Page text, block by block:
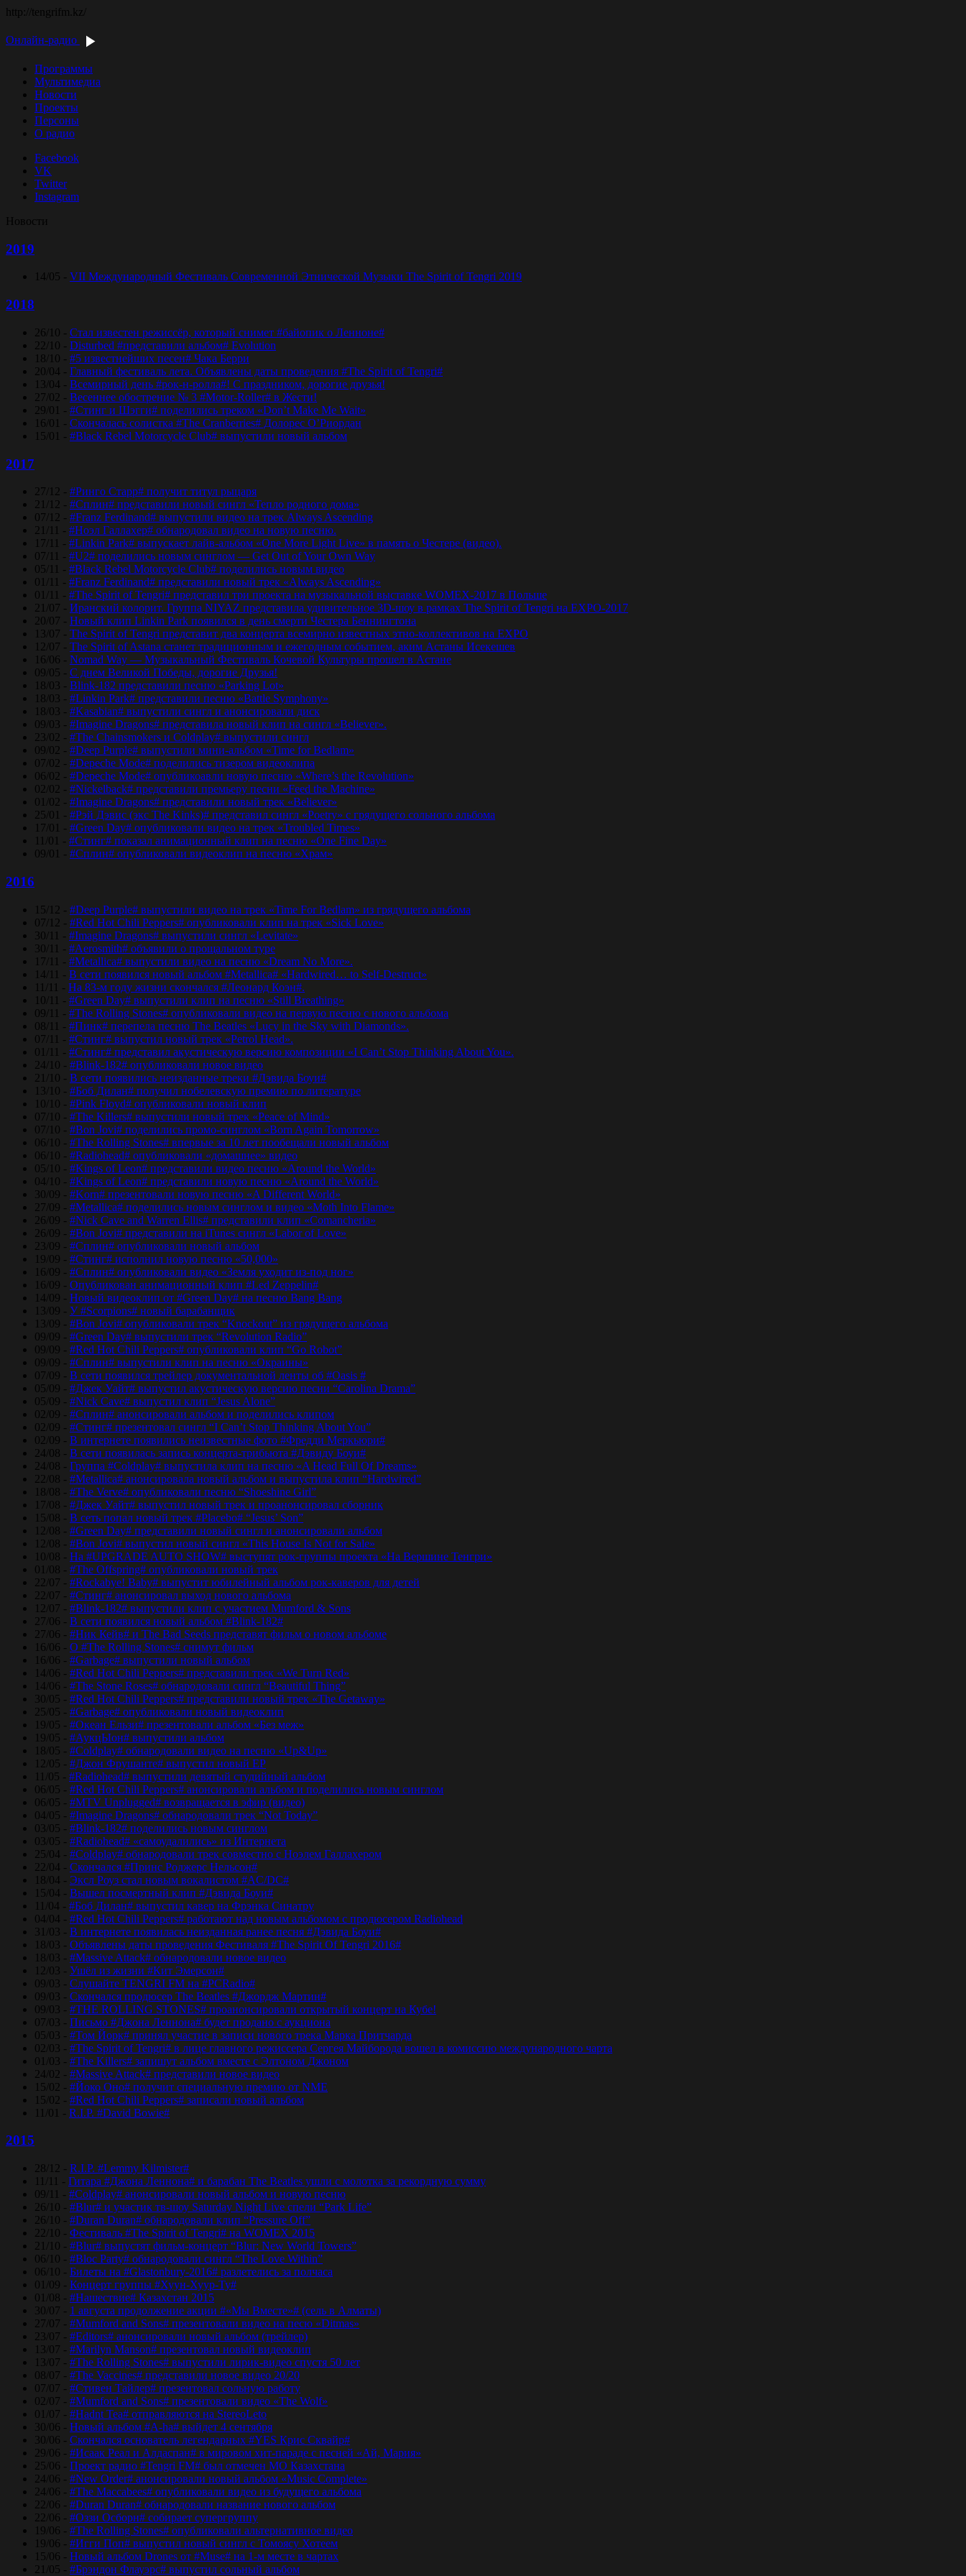
http://tengrifm.kz/
Онлайн-радио
Программы
Мультимедиа
Новости
Проекты
Персоны
О радио
Facebook
VK
Twitter
Instagram
Новости
2019
14/05 - VII Международный Фестиваль Современной Этнической Музыки The Spirit of Tengri 2019
2018
26/10 - Стал известен режиссёр, который снимет #байопик о Ленноне#
22/10 - Disturbed #представили альбом# Evolution
18/10 - #5 известнейших песен# Чака Берри
20/04 - Главный фестиваль лета. Объявлены даты проведения #The Spirit of Tengri#
13/04 - Всемирный день #рок-н-ролла#! С праздником, дорогие друзья!
27/02 - Весеннее обострение № 3 #Motor-Roller# в Жести!
29/01 - #Стинг и Шэгги# поделились треком «Don’t Make Me Wait»
16/01 - Скончалась солистка #The Cranberries# Долорес O’Риордан
15/01 - #Black Rebel Motorcycle Club# выпустили новый альбом
2017
27/12 - #Ринго Старр# получит титул рыцаря
21/12 - #Сплин# представили новый сингл «Тепло родного дома»
07/12 - #Franz Ferdinand# выпустили видео на трек Always Ascending
21/11 - #Ноэл Галлахер# обнародовал видео на новую песню.
17/11 - #Linkin Park# выпускает лайв-альбом «One More Light Live» в память о Честере (видео).
07/11 - #U2# поделились новым синглом — Get Out of Your Own Way
05/11 - #Black Rebel Motorcycle Club# поделились новым видео
01/11 - #Franz Ferdinand# представили новый трек «Always Ascending»
01/11 - #The Spirit of Tengri# представил три проекта на музыкальной выставке WOMEX-2017 в Польше
21/07 - Иранский колорит. Группа NIYAZ представила удивительное 3D-шоу в рамках The Spirit of Tengri на EXPO-2017
20/07 - Новый клип Linkin Park появился в день смерти Честера Беннингтона
13/07 - The Spirit of Tengri представит два концерта всемирно известных этно-коллективов на EXPO
12/07 - The Spirit of Astana станет традиционным и ежегодным событием, аким Астаны Исекешев
16/06 - Nomad Way — Музыкальный Фестиваль Кочевой Культуры прошел в Астане
09/05 - С днем Великой Победы, дорогие Друзья!
18/03 - Blink-182 представили песню «Parking Lot»
18/03 - #Linkin Park# представили песню «Bаttlе Sуmphоnу»
18/03 - #Kasabian# выпустили сингл и анонсировали диск
09/03 - #Imagine Dragons# представила новый клип на сингл «Believer».
23/02 - #The Chainsmokers и Coldplay# выпустили сингл
09/02 - #Deep Purple# выпустили мини-альбом «Time for Bedlam»
07/02 - #Depeche Mode# поделились тизером видеоклипа
06/02 - #Depeche Mode# опубликоавли новую песню «Where’s the Revolution»
02/02 - #Nickelback# представили премьеру песни «Feed the Machine»
01/02 - #Imagine Dragons# представили новый трек «Believer»
25/01 - #Рэй Дэвис (экс The Kinks)# представил сингл «Poetry» с грядущего сольного альбома
17/01 - #Green Day# опубликовали видео на трек «Troubled Times»
11/01 - #Стинг# показал анимационный клип на песню «One Fine Day»
09/01 - #Сплин# опубликовали видеоклип на песню «Храм»
2016
15/12 - #Deep Purple# выпустили видео на трек «Time For Bedlam» из грядущего альбома
07/12 - #Red Hot Chili Peppers# опубликовали клип на трек «Sick Love»
30/11 - #Imagine Dragons# выпустили сингл «Levitate»
30/11 - #Aerosmith# объявили о прощальном туре
17/11 - #Metallica# выпустили видео на песню «Dream No More».
14/11 - В сети появился новый альбом #Metallica# «Hardwired… to Self-Destruct»
11/11 - На 83-м году жизни скончался #Леонард Коэн#.
10/11 - #Green Day# выпустили клип на песню «Still Breathing»
09/11 - #The Rolling Stones# опубликовали видео на первую песню с нового альбома
08/11 - #Пинк# перепела песню The Beatles «Lucy in the Sky with Diamonds».
07/11 - #Стинг# выпустил новый трек «Petrol Head».
01/11 - #Стинг# представил акустическую версию композиции «I Can’t Stop Thinking About You».
24/10 - #Blink-182# опубликовали новое видео
21/10 - В сети появились неизданные треки #Дэвида Боуи#
13/10 - #Боб Дилан# получил нобелевскую премию по литературе
10/10 - #Pink Floyd# опубликовали новый клип
07/10 - #The Killers# выпустили новый трек «Peace of Mind»
07/10 - #Bon Jovi# поделились промо-синглом «Born Again Tomorrow»
06/10 - #The Rolling Stones# впервые за 10 лет пообещали новый альбом
06/10 - #Radiohead# опубликовали «домашнее» видео
05/10 - #Kings of Leon# представили видео песню «Around the World»
04/10 - #Kings of Leon# представили новую песню «Around the World»
30/09 - #Korn# презентовали новую песню «A Different World»
27/09 - #Metallica# поделились новым синглом и видео «Moth Into Flame»
26/09 - #Nick Cave and Warren Ellis# представили клип «Comancheria»
26/09 - #Bon Jovi# представили на iTunes сингл «Labor of Love»
23/09 - #Сплин# опубликовали новый альбом
19/09 - #Стинг# исполнил новую песню «50,000»
16/09 - #Сплин# опубликовали видео «Земля уходит из-под ног»
16/09 - Опубликован анимационный клип #Led Zeppelin#
14/09 - Новый видеоклип от #Green Day# на песню Bang Bang
13/09 - У #Scorpions# новый барабанщик
13/09 - #Bon Jovi# опубликовали трек “Knockout” из грядущего альбома
09/09 - #Green Day# выпустили трек “Revolution Radio”
09/09 - #Red Hot Chili Peppers# опубликовали клип “Go Robot”
09/09 - #Сплин# выпустили клип на песню «Окраины»
07/09 - В сети появился трейлер документальной ленты об #Oasis #
05/09 - #Джек Уайт# выпустил акустическую версию песни “Carolina Drama”
05/09 - #Nick Cave# выпустил клип “Jesus Alone”
02/09 - #Сплин# анонсировали альбом и поделились клипом
02/09 - #Стинг# презентовал сингл “I Can’t Stop Thinking About You”
02/09 - В интернете появились неизвестные фото #Фредди Меркьюри#
24/08 - В сети появилась запись концерта-трибьюта #Дэвиду Боуи#
24/08 - Группа #Coldplay# выпустила клип на песню «A Head Full Of Dreams»
22/08 - #Metallica# анонсировала новый альбом и выпустила клип “Hardwired”
18/08 - #The Verve# опубликовали песню “Shoeshine Girl”
17/08 - #Джек Уайт# выпустил новый трек и проанонсировал сборник
15/08 - В сеть попал новый трек #Placebo# “Jesus’ Son”
12/08 - #Green Day# представили новый сингл и анонсировали альбом
12/08 - #Bon Jovi# выпустил новый сингл «This House Is Not for Sale»
10/08 - На #UPGRADE AUTO SHOW# выступят рок-группы проекта «На Вершине Тенгри»
01/08 - #The Offspring# опубликовали новый трек
22/07 - #Rockabye! Baby# выпустит юбилейный альбом рок-каверов для детей
22/07 - #Стинг# анонсировал выход нового альбома
12/07 - #Blink-182# выпустили клип с участием Mumford & Sons
27/06 - В сети появился новый альбом #Blink-182#
27/06 - #Ник Кейв# и The Bad Seeds представят фильм о новом альбоме
16/06 - О #The Rolling Stones# снимут фильм
16/06 - #Garbage# выпустили новый альбом
14/06 - #Red Hot Chili Peppers# представили трек «We Turn Red»
14/06 - #The Stone Roses# обнародовали сингл “Beautiful Thing”
30/05 - #Red Hot Chili Peppers# представили новый трек «The Getaway»
25/05 - #Garbage# опубликовали новый видеоклип
19/05 - #Океан Ельзи# презентовали альбом «Без меж»
19/05 - #АукцЫон# выпустили альбом
18/05 - #Coldplay# обнародовали видео на песню «Up&Up»
12/05 - #Джон Фрушанте# выпустил новый ЕР
11/05 - #Radiohead# выпустили девятый студийный альбом
06/05 - #Red Hot Chili Peppers# анонсировали альбом и поделились новым синглом
06/05 - #MTV Unplugged# возвращается в эфир (видео)
04/05 - #Imagine Dragons# обнародовали трек “Not Today”
03/05 - #Blink-182# поделились новым синглом
03/05 - #Radiohead# «самоудалились» из Интернета
25/04 - #Coldplay# обнародовали трек совместно с Ноэлем Галлахером
22/04 - Скончался #Принс Роджерс Нельсон#
18/04 - Эксл Роуз стал новым вокалистом #AC/DC#
15/04 - Вышел посмертный клип #Дэвида Боуи#
11/04 - #Боб Дилан# выпустил кавер на Фрэнка Синатру
04/04 - #Red Hot Chili Peppers# работают над новым альбомом с продюсером Radiohead
31/03 - В интернете появилась неизданная ранее песня #Дэвида Боуи#
18/03 - Объявлены даты проведения Фестиваля #The Spirit Of Tengri 2016#
18/03 - #Massive Attack# обнародовали новое видео
12/03 - Ушёл из жизни #Кит Эмерсон#
09/03 - Слушайте TENGRI FM на #PCRadio#
09/03 - Скончался продюсер The Beatles #Джордж Мартин#
09/03 - #THE ROLLING STONES# проанонсировали открытый концерт на Кубе!
07/03 - Письмо #Джона Леннона# будет продано с аукциона
05/03 - #Том Йорк# принял участие в записи нового трека Марка Притчарда
02/03 - #The Spirit of Tengri# в лице главного режиссера Сергея Майборода вошел в комиссию международного чарта
01/03 - #The Killers# запишут альбом вместе с Элтоном Джоном
24/02 - #Massive Attack# представили новое видео
15/02 - #Йоко Оно# получит специальную премию от NME
15/02 - #Red Hot Chili Peppers# записали новый альбом
11/01 - R.I.P. #David Bowie#
2015
28/12 - R.I.P. #Lemmy Kilmister#
11/11 - Гитара #Джона Леннона# и барабан The Beatles ушли с молотка за рекордную сумму
09/11 - #Coldplay# анонсировали новый альбом и новую песню
26/10 - #Blur# и участик тв-шоу Saturday Night Live спели “Park Life”
26/10 - #Duran Duran# обнародовали клип “Pressure Off”
22/10 - Фестиваль #The Spirit of Tengri# на WOMEX 2015
21/10 - #Blur# выпустят фильм-концерт “Blur: New World Towers”
06/10 - #Bloc Party# обнародовали сингл “The Love Within”
06/10 - Билеты на #Glastonbury-2016# разлетелись за полчаса
01/09 - Концерт группы #Хуун-Хуур-Ту#
01/08 - #Нашествие# Казахстан 2015
30/07 - 1 августа продолжение акции #«Мы Вместе»# (сель в Алматы)
27/07 - #Mumford and Sons# презентовали видео на песю «Ditmas»
23/07 - #Editors# анонсировали новый альбом (трейлер)
13/07 - #Marilyn Manson# презентовал новый видеоклип
13/07 - #The Rolling Stones# выпустили лирик-видео спустя 50 лет
08/07 - #The Vaccines# представили новое видео 20/20
07/07 - #Стивен Тайлер# презентовал сольную работу
02/07 - #Mumford and Sons# презентовали видео «The Wolf»
01/07 - #Hadnt Tea# отправляются на StereoLeto
30/06 - Новый альбом #A-ha# выйдет 4 сентября
30/06 - Скончался основатель легендарных #YES Крис Сквайр#
29/06 - #Исаак Реал и Алдаспан# в мировом хит-параде с песней «Ай, Мария»
25/06 - Проект радио #Tengri FM# был отмечен МО Казахстана
24/06 - #New Order# анонсировали новый альбом «Music Complete»
24/06 - #The Maccabees# опубликовали видео из будущего альбома
22/06 - #Duran Duran# обнародовали название нового альбом
22/06 - #Оззи Осборн# собирает супергруппу
19/06 - #The Rolling Stones# опубликовали альтернативное видео
19/06 - #Игги Поп# выпустил новый сингл с Томоясу Хотеем
15/06 - Новый альбом Drones от #Muse# на 1-м месте в чартах
21/05 - #Брэндон Флауэрс# выпустил сольный альбом